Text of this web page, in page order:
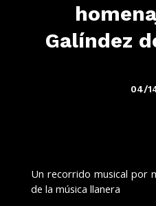
Galíndez
04/
Un recorrido musical por
de la música llanera